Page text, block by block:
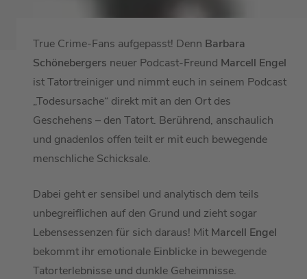
True Crime-Fans aufgepasst! Denn Barbara
Schönebergers neuer Podcast-Freund Marcell Engel
ist Tatortreiniger und nimmt euch in seinem Podcast
„Todesursache“ direkt mit an den Ort des
Geschehens – den Tatort. Berührend, anschaulich
und gnadenlos offen teilt er mit euch bewegende
menschliche Schicksale.
Dabei geht er sensibel und analytisch dem teils
unbegreiflichen auf den Grund und zieht sogar
Lebensessenzen für sich daraus! Mit Marcell Engel
bekommt ihr emotionale Einblicke in bewegende
Tatorterlebnisse und dunkle Geheimnisse.